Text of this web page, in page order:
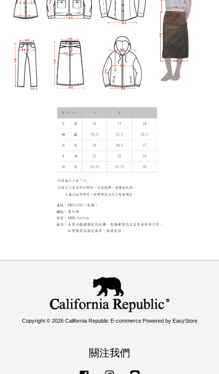
Copyright © 2026 California Republic E-commerce Powered by EasyStore
關注我們
Facebook Instagram